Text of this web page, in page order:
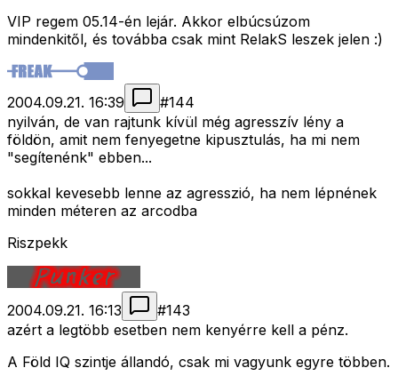
VIP regem 05.14-én lejár. Akkor elbúcsúzom
mindenkitől, és továbba csak mint RelakS leszek jelen :)
2004.09.21. 16:39 #144
nyilván, de van rajtunk kívül még agresszív lény a
földön, amit nem fenyegetne kipusztulás, ha mi nem
"segítenénk" ebben...
sokkal kevesebb lenne az agresszió, ha nem lépnének
minden méteren az arcodba
Riszpekk
2004.09.21. 16:13 #143
azért a legtöbb esetben nem kenyérre kell a pénz.
A Föld IQ szintje állandó, csak mi vagyunk egyre többen.